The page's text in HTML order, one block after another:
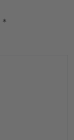
*